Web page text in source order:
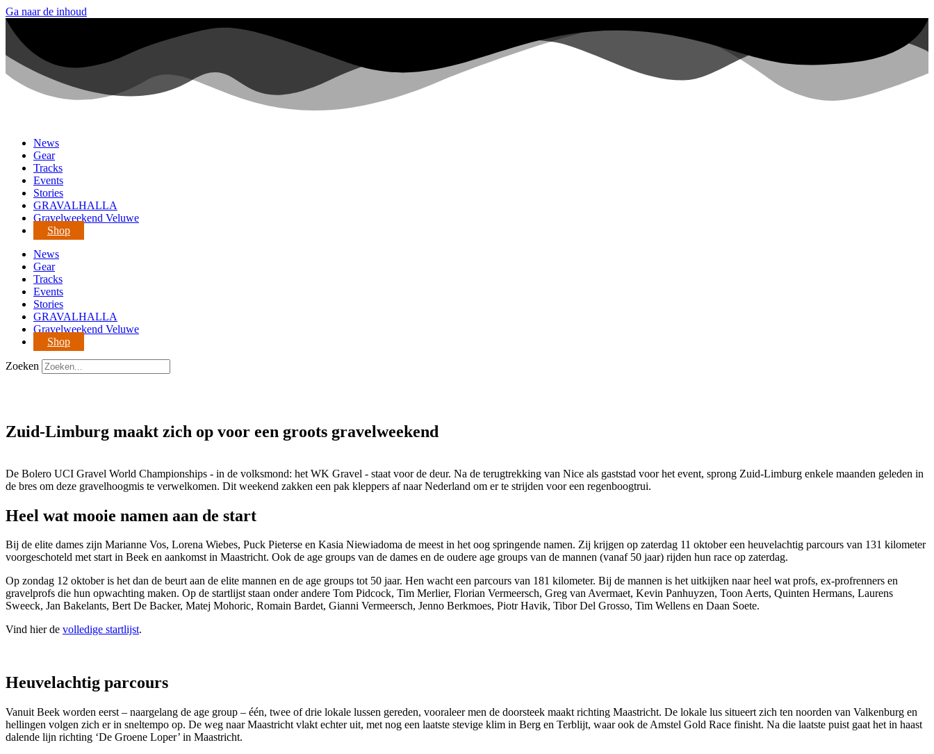
Ga naar de inhoud
News
Gear
Tracks
Events
Stories
GRAVALHALLA
Gravelweekend Veluwe
Shop
News
Gear
Tracks
Events
Stories
GRAVALHALLA
Gravelweekend Veluwe
Shop
Zoeken
Zuid-Limburg maakt zich op voor een groots gravelweekend
De Bolero UCI Gravel World Championships - in de volksmond: het WK Gravel - staat voor de deur. Na de terugtrekking van Nice als gaststad voor het event, sprong Zuid-Limburg enkele maanden geleden in
de bres om deze gravelhoogmis te verwelkomen. Dit weekend zakken een pak kleppers af naar Nederland om er te strijden voor een regenboogtrui.
Heel wat mooie namen aan de start
Bij de elite dames zijn Marianne Vos, Lorena Wiebes, Puck Pieterse en Kasia Niewiadoma de meest in het oog springende namen. Zij krijgen op zaterdag 11 oktober een heuvelachtig parcours van 131 kilometer
voorgeschoteld met start in Beek en aankomst in Maastricht. Ook de age groups van de dames en de oudere age groups van de mannen (vanaf 50 jaar) rijden hun race op zaterdag.
Op zondag 12 oktober is het dan de beurt aan de elite mannen en de age groups tot 50 jaar. Hen wacht een parcours van 181 kilometer. Bij de mannen is het uitkijken naar heel wat profs, ex-profrenners en
gravelprofs die hun opwachting maken. Op de startlijst staan onder andere Tom Pidcock, Tim Merlier, Florian Vermeersch, Greg van Avermaet, Kevin Panhuyzen, Toon Aerts, Quinten Hermans, Laurens
Sweeck, Jan Bakelants, Bert De Backer, Matej Mohoric, Romain Bardet, Gianni Vermeersch, Jenno Berkmoes, Piotr Havik, Tibor Del Grosso, Tim Wellens en Daan Soete.
Vind hier de volledige startlijst.
Heuvelachtig parcours
Vanuit Beek worden eerst – naargelang de age group – één, twee of drie lokale lussen gereden, vooraleer men de doorsteek maakt richting Maastricht. De lokale lus situeert zich ten noorden van Valkenburg en
hellingen volgen zich er in sneltempo op. De weg naar Maastricht vlakt echter uit, met nog een laatste stevige klim in Berg en Terblijt, waar ook de Amstel Gold Race finisht. Na die laatste puist gaat het in haast
dalende lijn richting ‘De Groene Loper’ in Maastricht.